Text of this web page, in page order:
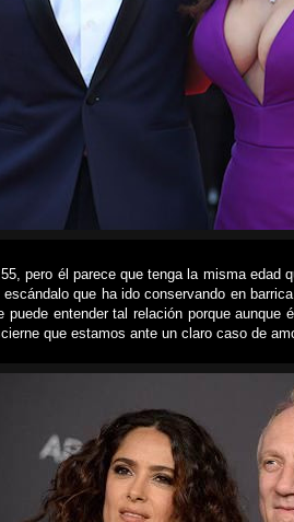
pero él parece que tenga la misma edad
que ha ido conservando en
puede entender tal relación porque
que estamos ante un claro caso de